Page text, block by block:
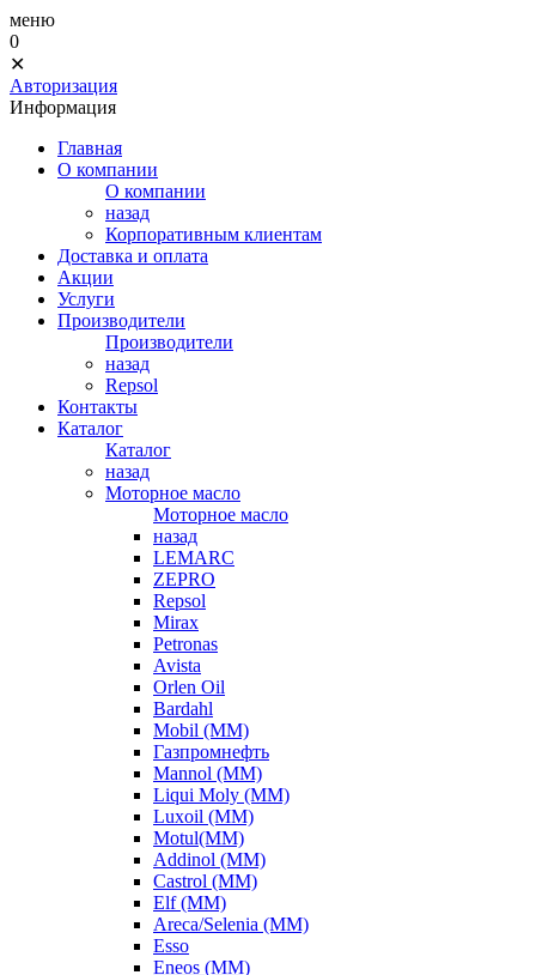
меню
0
✕
Авторизация
Информация
Главная
О компании
О компании
назад
Корпоративным клиентам
Доставка и оплата
Акции
Услуги
Производители
Производители
назад
Repsol
Контакты
Каталог
Каталог
назад
Моторное масло
Моторное масло
назад
LEMARC
ZEPRO
Repsol
Mirax
Petronas
Avista
Orlen Oil
Bardahl
Mobil (ММ)
Газпромнефть
Mannol (ММ)
Liqui Moly (ММ)
Luxoil (ММ)
Motul(ММ)
Addinol (ММ)
Castrol (ММ)
Elf (ММ)
Areca/Selenia (ММ)
Esso
Eneos (ММ)